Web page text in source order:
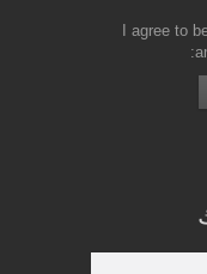
I agree to